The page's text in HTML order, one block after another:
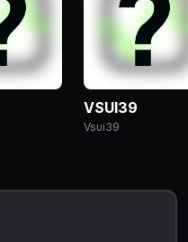
VSUI39
Vsui39